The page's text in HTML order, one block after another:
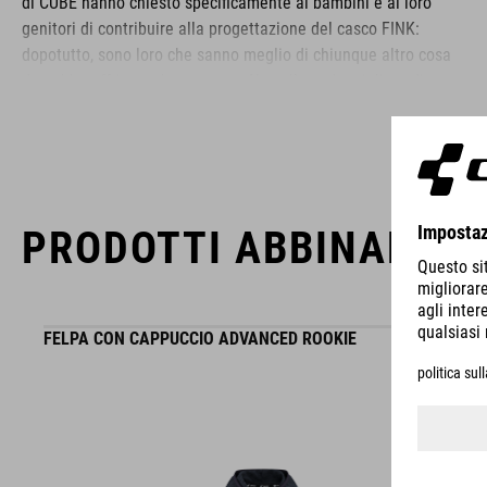
genitori di contribuire alla progettazione del casco FINK:
dopotutto, sono loro che sanno meglio di chiunque altro cosa
qualità, sempre basati sui trend attuali. Grazie alla stretta
collaborazione dei progettisti nello sviluppo di accessori e
PRODOTTI ABBINABILI
FELPA CON CAPPUCCIO ADVANCED ROOKIE